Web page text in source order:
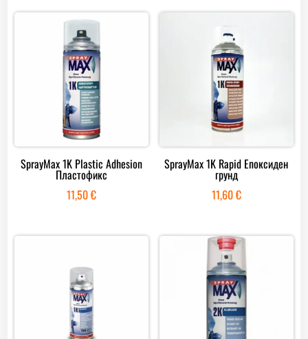
SprayMax 1K Plastic Adhesion
Пластофикс
11,50€
SprayMax 1K Rapid Епоксиден
грунд
11,60€